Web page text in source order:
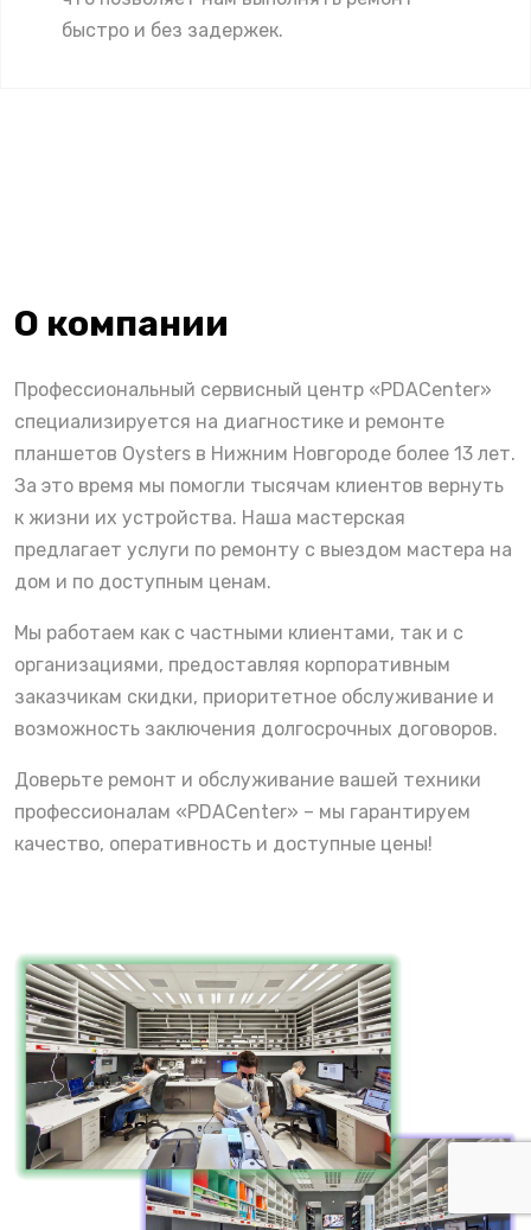
быстро и без задержек.
О компании
Профессиональный сервисный центр «PDACenter»
специализируется на диагностике и ремонте
планшетов Oysters в Нижним Новгороде более 13 лет.
За это время мы помогли тысячам клиентов вернуть
к жизни их устройства. Наша мастерская
предлагает услуги по ремонту с выездом мастера на
дом и по доступным ценам.
Мы работаем как с частными клиентами, так и с
организациями, предоставляя корпоративным
заказчикам скидки, приоритетное обслуживание и
возможность заключения долгосрочных договоров.
Доверьте ремонт и обслуживание вашей техники
профессионалам «PDACenter» – мы гарантируем
качество, оперативность и доступные цены!